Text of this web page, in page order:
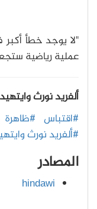
"لا يوجد خطأ أكبر
عملية رياضية
ألفريد نورث وايتهيد
#اقتباس #ظاهرة
#ألفريد نورث
المصادر
hindawi